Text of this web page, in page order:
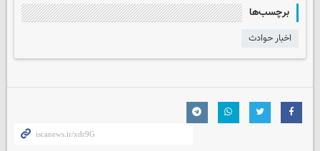
برچسب‌ها
اخبار حوادث